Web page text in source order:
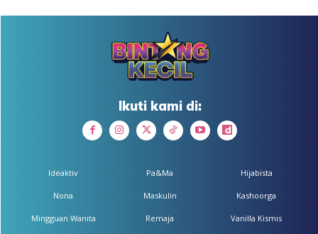
Ikuti kami di:
Ideaktiv
Nona
Mingguan Wanita
Pa&Ma
Maskulin
Remaja
Hijabista
Kashoorga
Vanilla Kismis